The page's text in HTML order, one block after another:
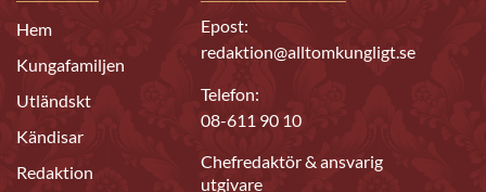
Hem
Kungafamiljen
Utländskt
Kändisar
Redaktion
Epost:
redaktion@alltomkungligt.se
Telefon:
08-611 90 10
Chefredaktör & ansvarig
utgivare